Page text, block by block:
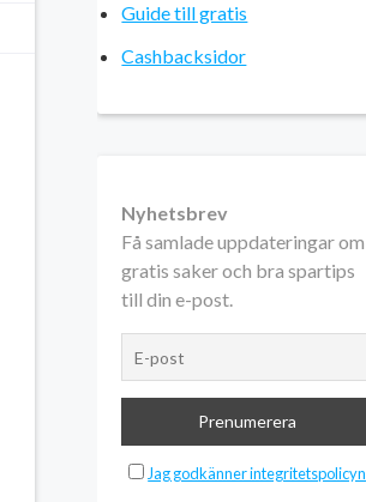
Guide till gratis
Cashbacksidor
Nyhetsbrev
Få samlade uppdateringar om
gratis saker och bra spartips
till din e-post.
Jag godkänner integritetspolicyn